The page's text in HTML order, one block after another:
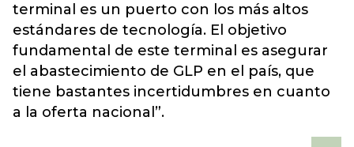
terminal es un puerto con los más altos
estándares de tecnología. El objetivo
fundamental de este terminal es asegurar
el abastecimiento de GLP en el país, que
tiene bastantes incertidumbres en cuanto
a la oferta nacional”.